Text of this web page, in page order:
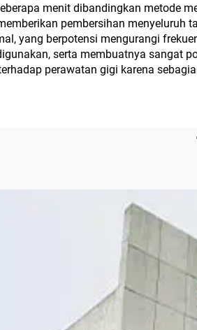
menit dibandingkan metode
pembersihan menyeluruh
yang berpotensi mengurangi
serta membuatnya sangat
perawatan gigi karena